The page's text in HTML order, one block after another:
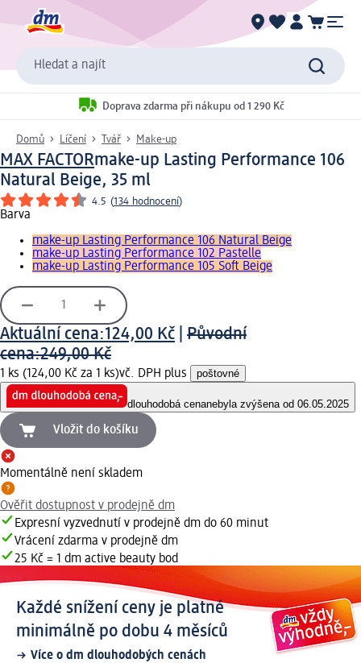
Hledat a najít
Doprava zdarma při nákupu od 1 290 Kč
Domů Líčení Tvář Make-up
MAX FACTORmake-up Lasting Performance 106
Natural Beige, 35 ml
4.5 (134 hodnocení)
Barva
make-up Lasting Performance 106 Natural Beige
make-up Lasting Performance 102 Pastelle
make-up Lasting Performance 105 Soft Beige
Aktuální cena:124,00 Kč
Původní
cena:249,00 Kč
1 ks (124,00 Kč za 1 ks)vč. DPH plus poštovné
dlouhodobá cenanebyla zvýšena od 06.05.2025
Vložit do košíku
Momentálně není skladem
Ověřit dostupnost v prodejně dm
Expresní vyzvednutí v prodejně dm do 60 minut
Vrácení zdarma v prodejně dm
25 Kč = 1 dm active beauty bod
Každé snížení ceny je platné
minimálně po dobu 4 měsíců
Více o dm dlouhodobých cenách